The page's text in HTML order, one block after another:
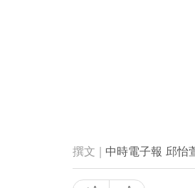
中時電子報 邱怡